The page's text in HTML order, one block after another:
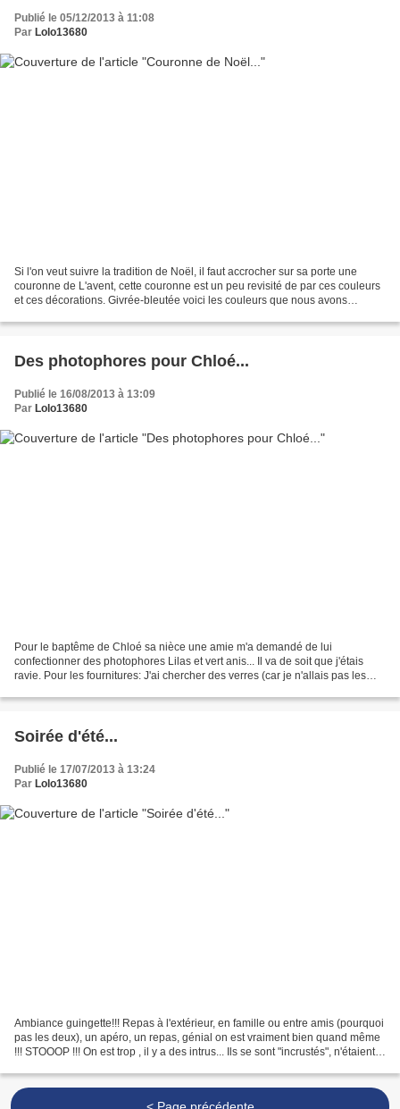
Publié le 05/12/2013 à 11:08
Par Lolo13680
Si l'on veut suivre la tradition de Noël, il faut accrocher sur sa porte une
couronne de L'avent, cette couronne est un peu revisité de par ces couleurs
et ces décorations. Givrée-bleutée voici les couleurs que nous avons
Des photophores pour Chloé...
Publié le 16/08/2013 à 13:09
Par Lolo13680
Pour le baptême de Chloé sa nièce une amie m'a demandé de lui
confectionner des photophores Lilas et vert anis... Il va de soit que j'étais
ravie. Pour les fournitures: J'ai chercher des verres (car je n'allais pas les
Soirée d'été...
Publié le 17/07/2013 à 13:24
Par Lolo13680
Ambiance guingette!!! Repas à l'extérieur, en famille ou entre amis (pourquoi
pas les deux), un apéro, un repas, génial on est vraiment bien quand même
!!! STOOOP !!! On est trop , il y a des intrus... Ils se sont "incrustés", n'étaient
< Page précédente